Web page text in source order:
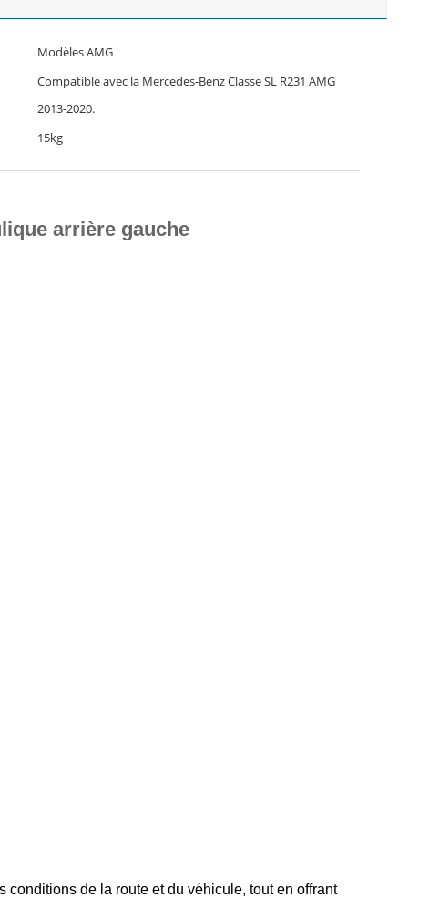
Modèles AMG
Compatible avec la Mercedes-Benz Classe SL R231 AMG
2013-2020.
15kg
arrière gauche
de la route et du véhicule, tout en offrant